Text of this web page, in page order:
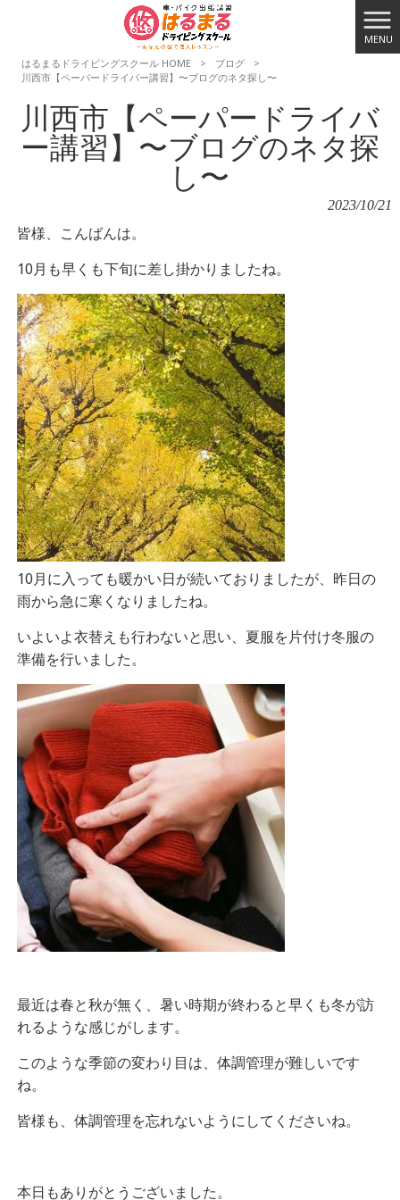
MENU
はるまるドライビングスクール HOME
> ブログ
>
川西市【ペーパードライバー講習】〜ブログのネタ探し〜
川西市【ペーパードライバ
ー講習】〜ブログのネタ探
し〜
2023/10/21
皆様、こんばんは。
10月も早くも下旬に差し掛かりましたね。
10月に入っても暖かい日が続いておりましたが、昨日の
雨から急に寒くなりましたね。
いよいよ衣替えも行わないと思い、夏服を片付け冬服の
準備を行いました。
最近は春と秋が無く、暑い時期が終わると早くも冬が訪
れるような感じがします。
このような季節の変わり目は、体調管理が難しいです
ね。
皆様も、体調管理を忘れないようにしてくださいね。
本日もありがとうございました。